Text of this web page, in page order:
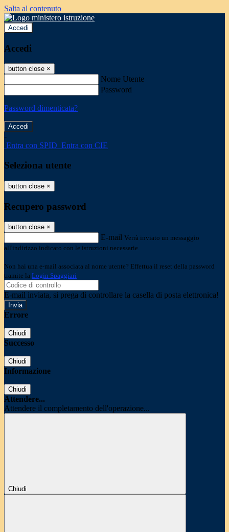
Salta al contenuto
Accedi
Accedi
button close ×
Nome Utente
Password
Password dimenticata?
-
Entra con SPID Entra con CIE
Seleziona utente
button close ×
Recupero password
button close ×
E-mail Verrà inviato un messaggio
all'indirizzo indicato con le istruzioni necessarie.
Non hai una e-mail associata al nome utente? Effettua il reset della password
tramite la Login Spaggiari
E-mail inviata, si prega di controllare la casella di posta elettronica!
Errore
Chiudi
Successo
Chiudi
Informazione
Chiudi
Attendere...
Attendere il completamento dell'operazione...
Chiudi